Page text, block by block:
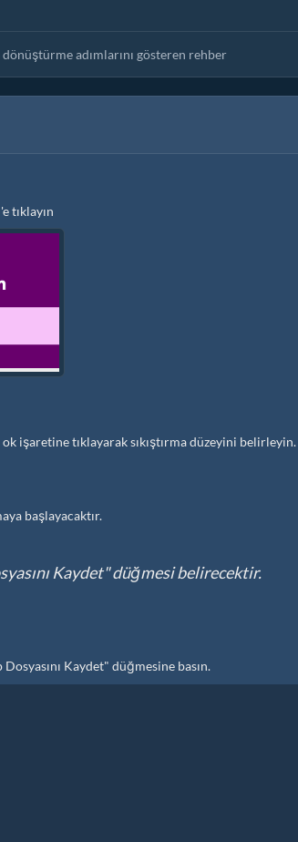
adımlarını gösteren rehber
tıklayın
işaretine tıklayarak sıkıştırma düzeyini belirleyin.
başlayacaktır.
Kaydet" düğmesi belirecektir.
Kaydet" düğmesine basın.